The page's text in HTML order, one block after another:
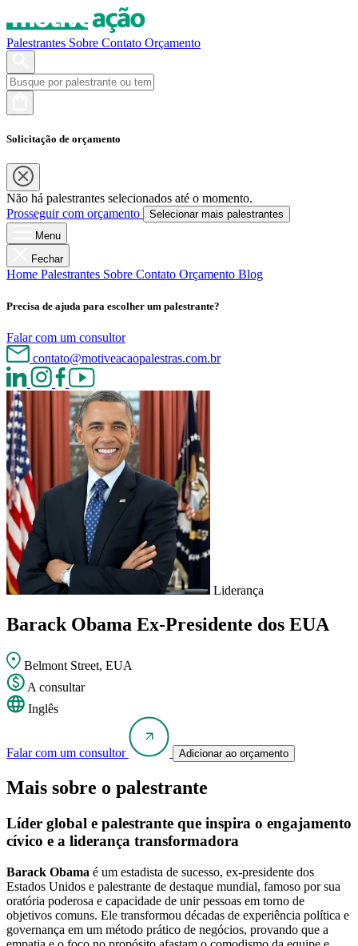
Palestrantes Sobre Contato Orçamento
Solicitação de orçamento
Não há palestrantes selecionados até o momento.
Prosseguir com orçamento
Selecionar mais palestrantes
Menu
Fechar
Home Palestrantes Sobre Contato Orçamento Blog
Precisa de ajuda para escolher um palestrante?
Falar com um consultor
contato@motiveacaopalestras.com.br
Liderança
Barack Obama Ex-Presidente dos EUA
Belmont Street, EUA
A consultar
Inglês
Falar com um consultor Adicionar ao orçamento
Mais sobre o palestrante
Líder global e palestrante que inspira o engajamento
cívico e a liderança transformadora
Barack Obama é um estadista de sucesso, ex-presidente dos
Estados Unidos e palestrante de destaque mundial, famoso por sua
oratória poderosa e capacidade de unir pessoas em torno de
objetivos comuns. Ele transformou décadas de experiência política e
governança em um método prático de negócios, provando que a